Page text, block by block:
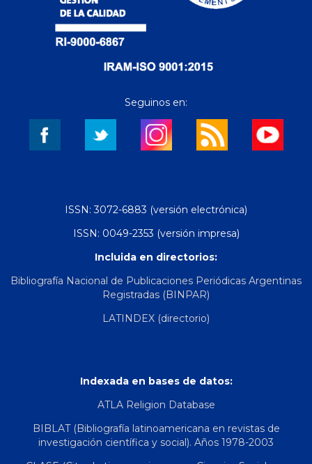
Seguinos en:
ISSN: 3072-6883 (versión electrónica)
ISSN: 0049-2353 (versión impresa)
Incluida en directorios:
Bibliografía Nacional de Publicaciones Periódicas Argentinas
Registradas (BINPAR)
LATINDEX (directorio)
Indexada en bases de datos:
ATLA Religion Database
BIBLAT (Bibliografía latinoamericana en revistas de
investigación científica y social). Años 1978-2003